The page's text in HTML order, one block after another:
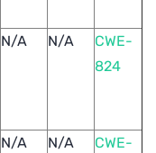
N/A N/A
CWE-
824
N/A N/A
CWE-